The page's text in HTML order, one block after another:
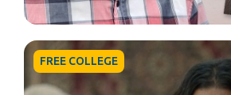
FREE COLLEGE